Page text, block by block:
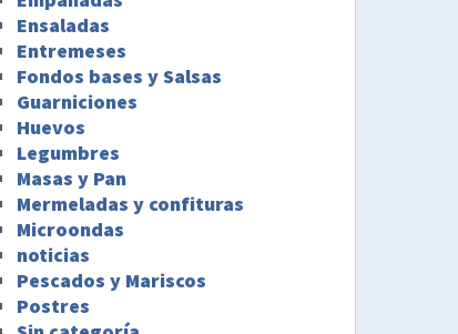
Ensaladas
Entremeses
Fondos bases y Salsas
Guarniciones
Huevos
Legumbres
Masas y Pan
Mermeladas y confituras
Microondas
noticias
Pescados y Mariscos
Postres